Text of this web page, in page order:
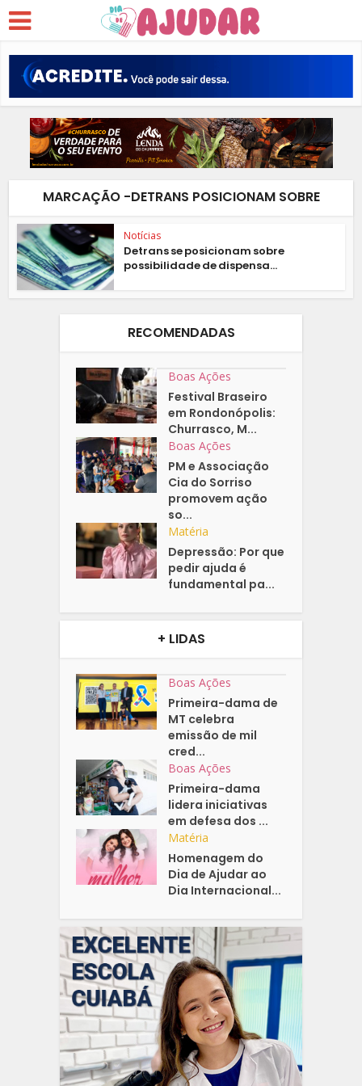
MARCAÇÃO -DETRANS POSICIONAM SOBRE
Notícias
Detrans se posicionam sobre
possibilidade de dispensa...
RECOMENDADAS
Boas Ações
Festival Braseiro
em Rondonópolis:
Churrasco, M...
Boas Ações
PM e Associação
Cia do Sorriso
promovem ação
so...
Matéria
Depressão: Por que
pedir ajuda é
fundamental pa...
+ LIDAS
Boas Ações
Primeira-dama de
MT celebra
emissão de mil
cred...
Boas Ações
Primeira-dama
lidera iniciativas
em defesa dos ...
Matéria
Homenagem do
Dia de Ajudar ao
Dia Internacional...